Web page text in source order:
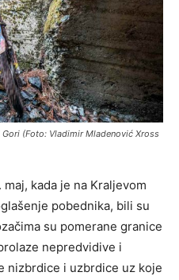
(Foto: Vladimir Mladenović Xross
kada je na Kraljevom
pobednika, bili su
su pomerane granice
nepredvidive i
nizbrdice i uzbrdice uz koje